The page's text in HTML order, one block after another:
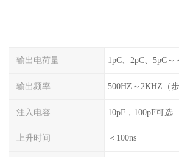
输出电荷量 1pC、2pC、5pC～
输出频率 500HZ～2KHZ（步
注入电容 10pF，100pF可选
上升时间 ＜100ns